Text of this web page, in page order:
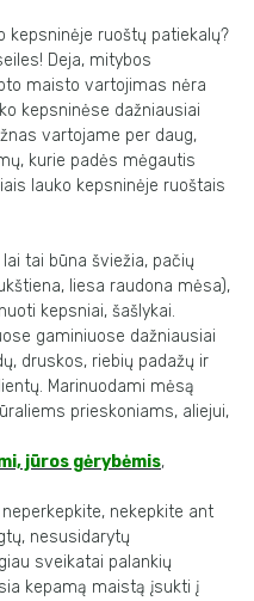
kepsninėje ruoštų patiekalų?
! Deja, mitybos
maisto vartojimas nėra
kepsninėse dažniausiai
vartojame per daug,
kurie padės mėgautis
lauko kepsninėje ruoštais
tai būna šviežia, pačių
liesa raudona mėsa),
kepsniai, šašlykai.
gaminiuose dažniausiai
druskos, riebių padažų ir
Marinuodami mėsą
prieskoniams, aliejui,
jūros gėrybėmis,
neperkepkite, nekepkite ant
nesusidarytų
sveikatai palankių
kepamą maistą įsukti į